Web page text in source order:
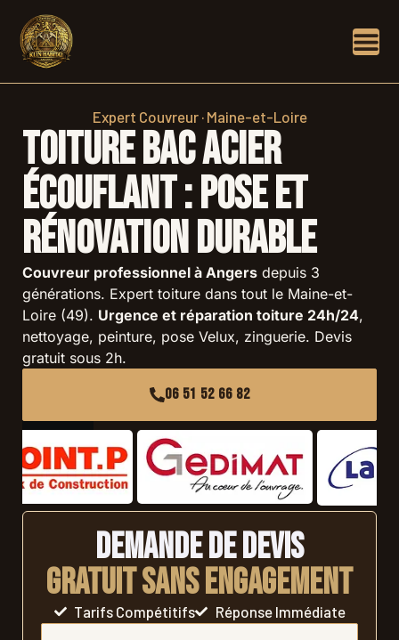
Expert Couvreur · Maine-et-Loire
Toiture bac acier
Écouflant : pose et
rénovation durable
Couvreur professionnel à Angers depuis 3
générations. Expert toiture dans tout le Maine-et-
Loire (49). Urgence et réparation toiture 24h/24,
nettoyage, peinture, pose Velux, zinguerie. Devis
gratuit sous 2h.
06 51 52 66 82
Demande de devis
gratuit sans engagement
Tarifs Compétitifs Réponse Immédiate